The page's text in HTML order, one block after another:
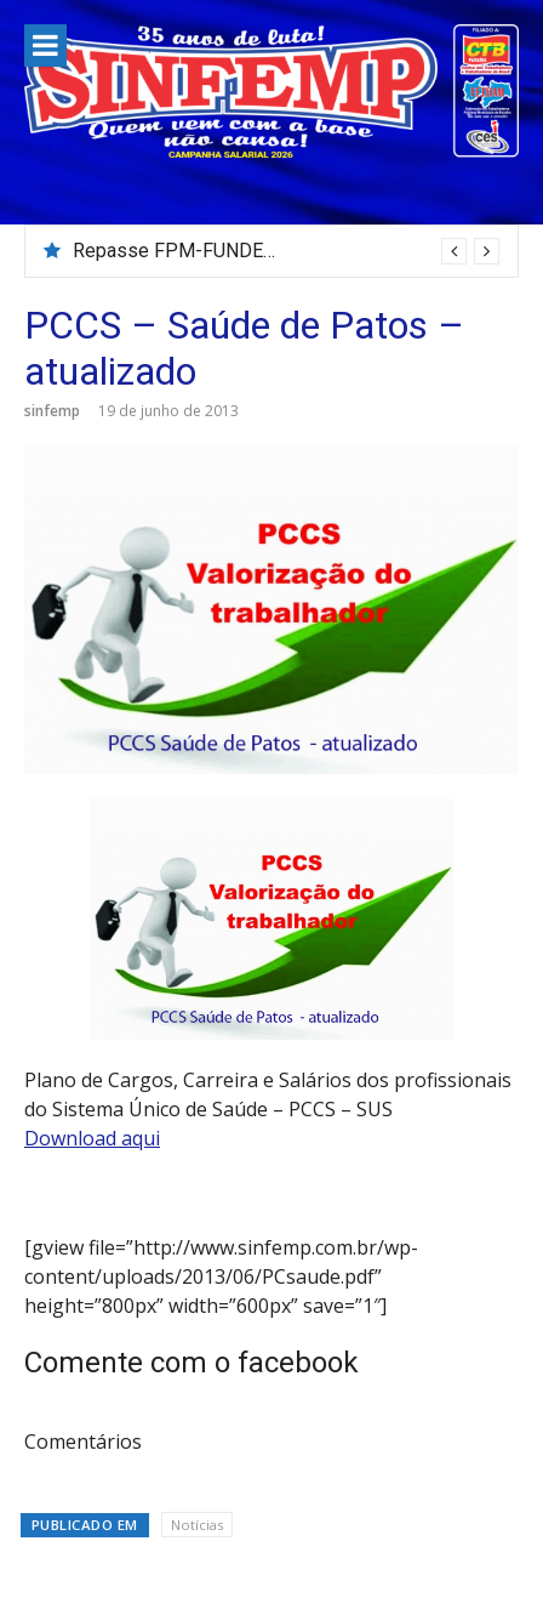
para
conteúdo
Repasse FPM-FUNDEB – Julho/2026
PCCS – Saúde de Patos –
atualizado
sinfemp 19 de junho de 2013
Plano de Cargos, Carreira e Salários dos profissionais
do Sistema Único de Saúde – PCCS – SUS
Download aqui
[gview file=”http://www.sinfemp.com.br/wp-
content/uploads/2013/06/PCsaude.pdf”
height=”800px” width=”600px” save=”1″]
Comente com o facebook
Comentários
PUBLICADO EM Notícias